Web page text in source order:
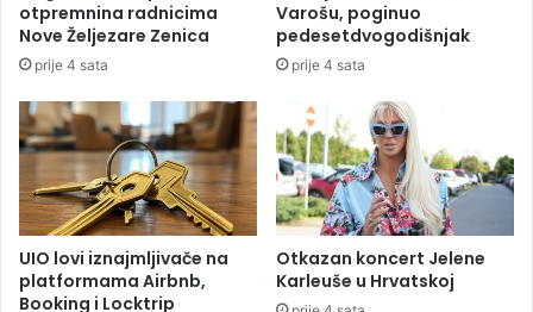
k
e
S
Z
O
l
s
i
l
a
.
j
u
l
D
otpremnina radnicima
Nove Željezare Zenica
prije 4 sata
Varošu, poginuo
pedesetdvogodišnjak
prije 4 sata
UIO lovi iznajmljivače na
platformama Airbnb,
Booking i Locktrip
Otkazan koncert Jelene
Karleuše u Hrvatskoj